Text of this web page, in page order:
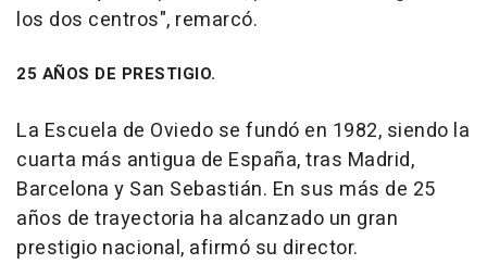
los dos centros", remarcó.
25 AÑOS DE PRESTIGIO.
La Escuela de Oviedo se fundó en 1982, siendo la
cuarta más antigua de España, tras Madrid,
Barcelona y San Sebastián. En sus más de 25
años de trayectoria ha alcanzado un gran
prestigio nacional, afirmó su director.